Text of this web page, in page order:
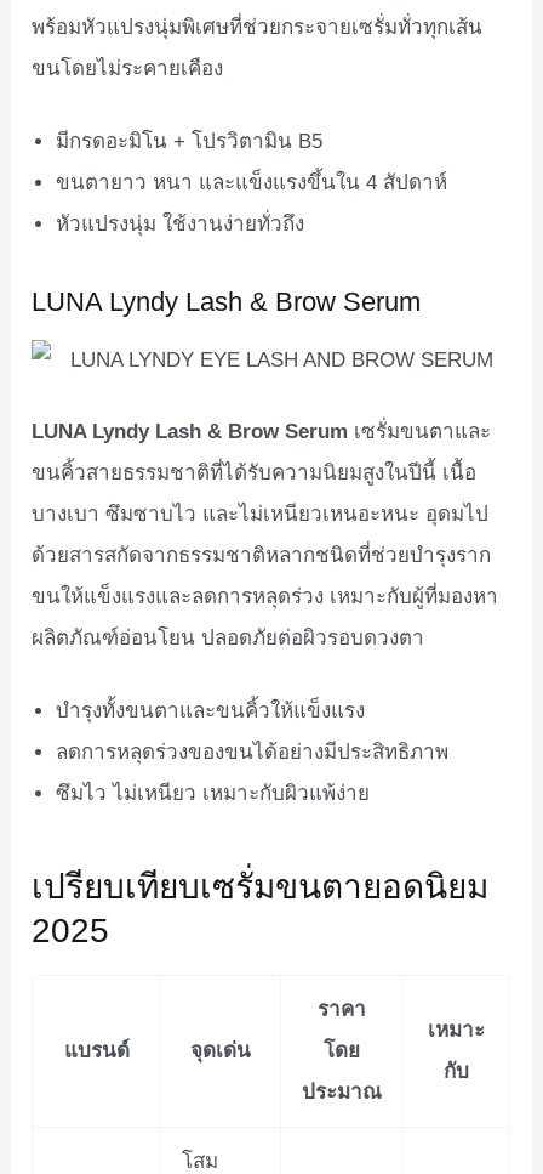
พร้อมหัวแปรงนุ่มพิเศษที่ช่วยกระจายเซรั่มทั่วทุกเส้น
ขนโดยไม่ระคายเคือง
มีกรดอะมิโน + โปรวิตามิน B5
ขนตายาว หนา และแข็งแรงขึ้นใน 4 สัปดาห์
หัวแปรงนุ่ม ใช้งานง่ายทั่วถึง
LUNA Lyndy Lash & Brow Serum
LUNA Lyndy Lash & Brow Serum เซรั่มขนตาและ
ขนคิ้วสายธรรมชาติที่ได้รับความนิยมสูงในปีนี้ เนื้อ
บางเบา ซึมซาบไว และไม่เหนียวเหนอะหนะ อุดมไป
ด้วยสารสกัดจากธรรมชาติหลากชนิดที่ช่วยบำรุงราก
ขนให้แข็งแรงและลดการหลุดร่วง เหมาะกับผู้ที่มองหา
ผลิตภัณฑ์อ่อนโยน ปลอดภัยต่อผิวรอบดวงตา
บำรุงทั้งขนตาและขนคิ้วให้แข็งแรง
ลดการหลุดร่วงของขนได้อย่างมีประสิทธิภาพ
ซึมไว ไม่เหนียว เหมาะกับผิวแพ้ง่าย
เปรียบเทียบเซรั่มขนตายอดนิยม
2025
แบรนด์ จุดเด่น
ราคา
โดย
ประมาณ
เหมาะ
กับ
โสม